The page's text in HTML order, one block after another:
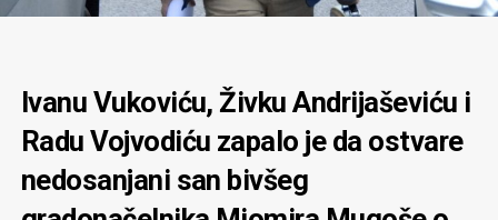
Ivanu Vukoviću, Živku Andrijaševiću i
Radu Vojvodiću zapalo je da ostvare
nedosanjani san bivšeg